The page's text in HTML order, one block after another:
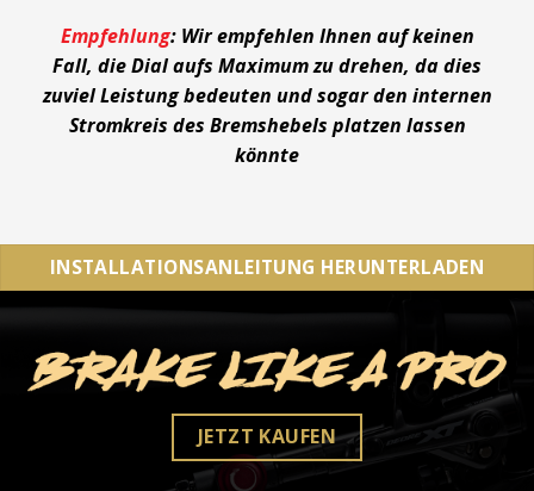
Empfehlung: Wir empfehlen Ihnen auf keinen
Fall, die Dial aufs Maximum zu drehen, da dies
zuviel Leistung bedeuten und sogar den internen
Stromkreis des Bremshebels platzen lassen
könnte
INSTALLATIONSANLEITUNG HERUNTERLADEN
JETZT KAUFEN